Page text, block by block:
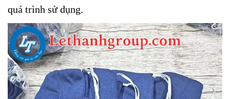
quá trình sử dụng.